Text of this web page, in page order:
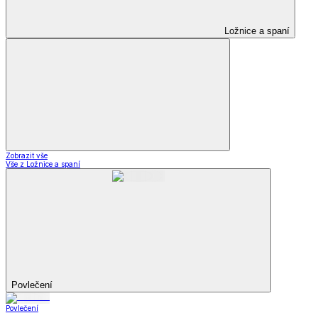
Ložnice a spaní
Zobrazit vše
Vše z Ložnice a spaní
Povlečení
Povlečení